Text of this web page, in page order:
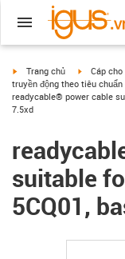
igus-icon-arrow-right
Trang chủ igus-
Cáp
truyền động theo tiêu
readycable® power cable
7.5xd
suitable
5CQ01,